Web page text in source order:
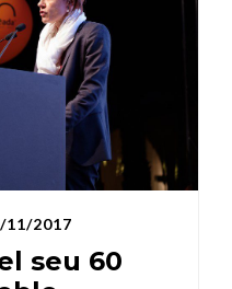
11/2017
seu 60